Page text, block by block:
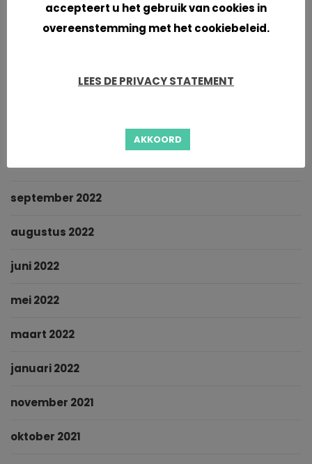
mei 2023
september 2022
augustus 2022
juni 2022
mei 2022
maart 2022
januari 2022
november 2021
oktober 2021
accepteert u het gebruik van cookies in
overeenstemming met het cookiebeleid.
LEES DE PRIVACY STATEMENT
AKKOORD